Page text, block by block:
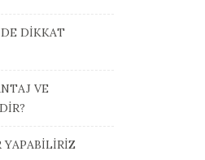
DİKKAT
VE